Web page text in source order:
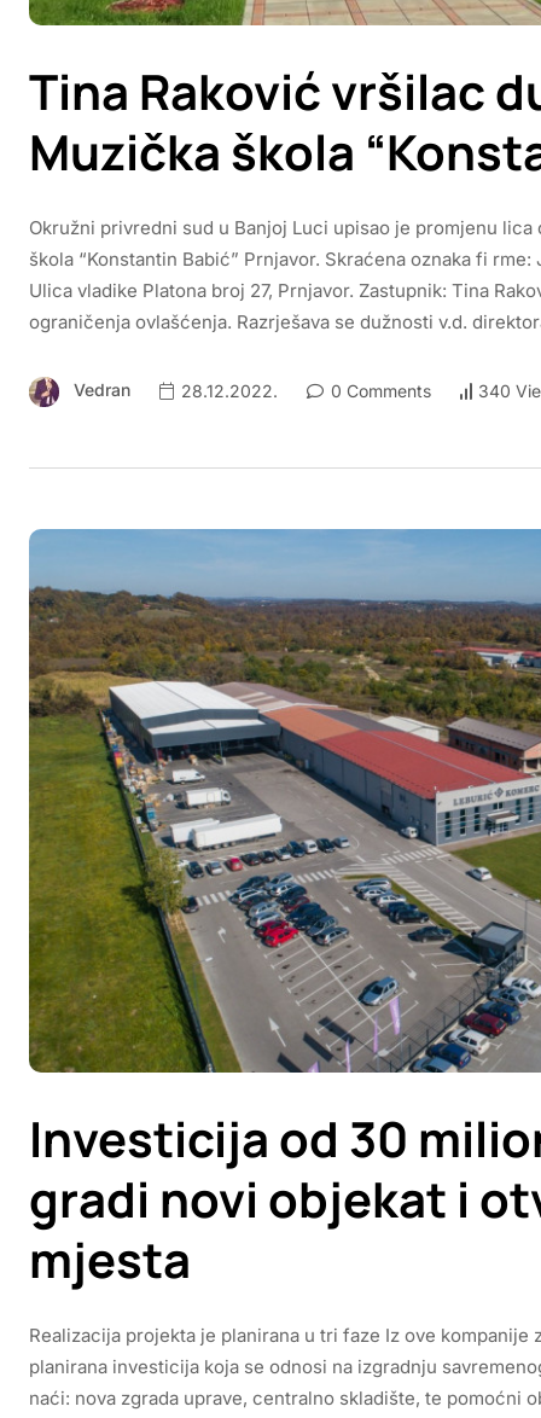
Tina Raković vršilac
Muzička škola
Okružni privredni sud u Banjoj Luci upisao je promjenu
škola “Konstantin Babić” Prnjavor. Skraćena oznaka fi
Ulica vladike Platona broj 27, Prnjavor. Zastupnik: Tina
ograničenja ovlašćenja. Razrješava se dužnosti v.d.
Vedran 28.12.2022. 0 Comments 340
Investicija od 30
gradi novi objekat i
mjesta
Realizacija projekta je planirana u tri faze Iz ove
planirana investicija koja se odnosi na izgradnju
naći: nova zgrada uprave, centralno skladište, te